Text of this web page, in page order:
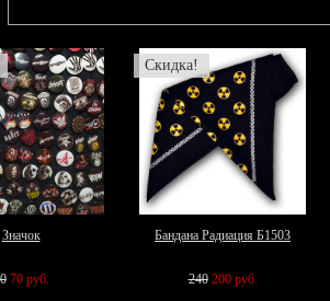
Значок
70 руб.
Скидка!
Бандана Радиация Б1503
240 200 руб.